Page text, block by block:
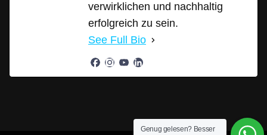
verwirklichen und nachhaltig
erfolgreich zu sein.
See Full Bio
Genug gelesen? Besser